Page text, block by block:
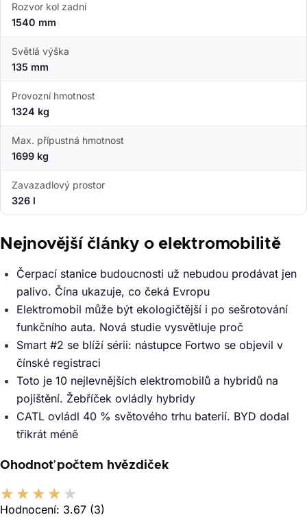
Rozvor kol zadní
1540 mm
Světlá výška
135 mm
Provozní hmotnost
1324 kg
Max. přípustná hmotnost
1699 kg
Zavazadlový prostor
326 l
Nejnovější články o elektromobilitě
Čerpací stanice budoucnosti už nebudou prodávat jen
palivo. Čína ukazuje, co čeká Evropu
Elektromobil může být ekologičtější i po sešrotování
funkčního auta. Nová studie vysvětluje proč
Smart #2 se blíží sérii: nástupce Fortwo se objevil v
čínské registraci
Toto je 10 nejlevnějších elektromobilů a hybridů na
pojištění. Žebříček ovládly hybridy
CATL ovládl 40 % světového trhu baterií. BYD dodal
třikrát méně
Ohodnoť počtem hvězdiček
Hodnocení: 3.67 (3)